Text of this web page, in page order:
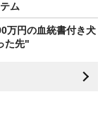
ム
万円の血統書付き犬
た先"